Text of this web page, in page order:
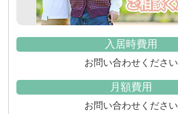
入居時費用
お問い合わせください
月額費用
お問い合わせください